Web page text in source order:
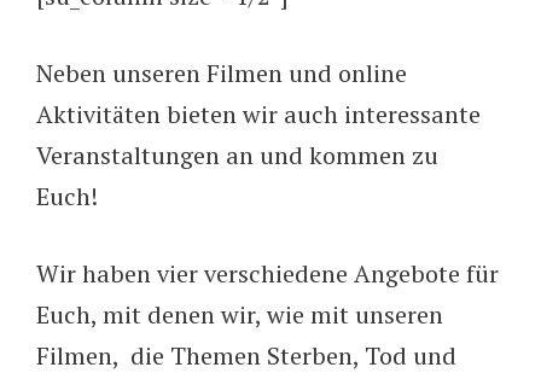
Neben unseren Filmen und online
Aktivitäten bieten wir auch interessante
Veranstaltungen an und kommen zu
Euch!
Wir haben vier verschiedene Angebote für
Euch, mit denen wir, wie mit unseren
Filmen, die Themen Sterben, Tod und